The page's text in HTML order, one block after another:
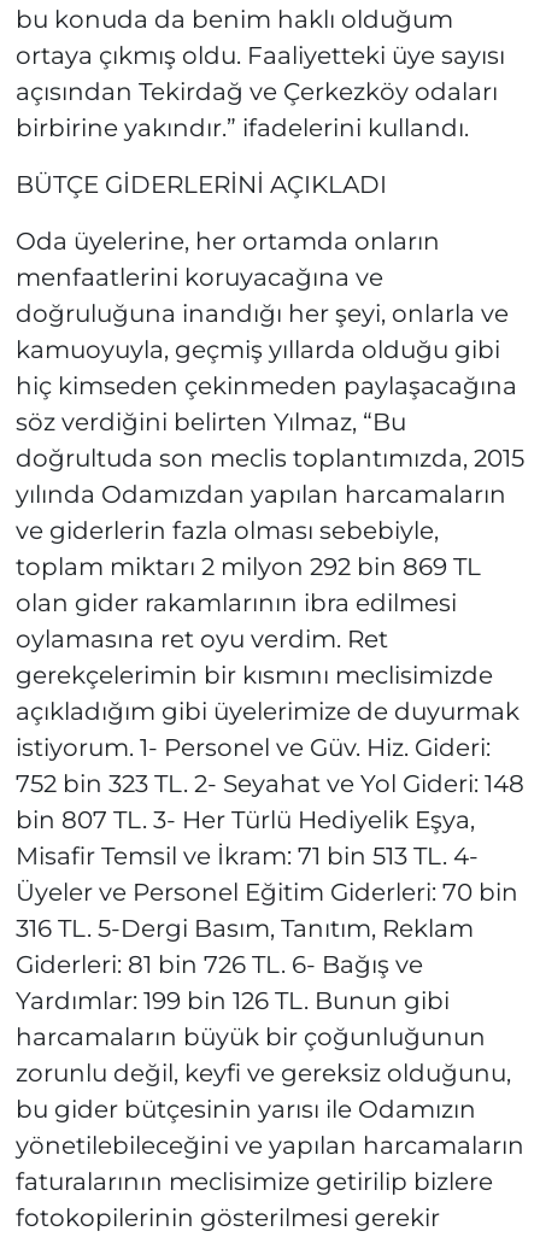
bu konuda da benim haklı olduğum
ortaya çıkmış oldu. Faaliyetteki üye sayısı
açısından Tekirdağ ve Çerkezköy odaları
birbirine yakındır.” ifadelerini kullandı.
BÜTÇE GİDERLERİNİ AÇIKLADI
Oda üyelerine, her ortamda onların
menfaatlerini koruyacağına ve
doğruluğuna inandığı her şeyi, onlarla ve
kamuoyuyla, geçmiş yıllarda olduğu gibi
hiç kimseden çekinmeden paylaşacağına
söz verdiğini belirten Yılmaz, “Bu
doğrultuda son meclis toplantımızda, 2015
yılında Odamızdan yapılan harcamaların
ve giderlerin fazla olması sebebiyle,
toplam miktarı 2 milyon 292 bin 869 TL
olan gider rakamlarının ibra edilmesi
oylamasına ret oyu verdim. Ret
gerekçelerimin bir kısmını meclisimizde
açıkladığım gibi üyelerimize de duyurmak
istiyorum. 1- Personel ve Güv. Hiz. Gideri:
752 bin 323 TL. 2- Seyahat ve Yol Gideri: 148
bin 807 TL. 3- Her Türlü Hediyelik Eşya,
Misafir Temsil ve İkram: 71 bin 513 TL. 4-
Üyeler ve Personel Eğitim Giderleri: 70 bin
316 TL. 5-Dergi Basım, Tanıtım, Reklam
Giderleri: 81 bin 726 TL. 6- Bağış ve
Yardımlar: 199 bin 126 TL. Bunun gibi
harcamaların büyük bir çoğunluğunun
zorunlu değil, keyfi ve gereksiz olduğunu,
bu gider bütçesinin yarısı ile Odamızın
yönetilebileceğini ve yapılan harcamaların
faturalarının meclisimize getirilip bizlere
fotokopilerinin gösterilmesi gerekir